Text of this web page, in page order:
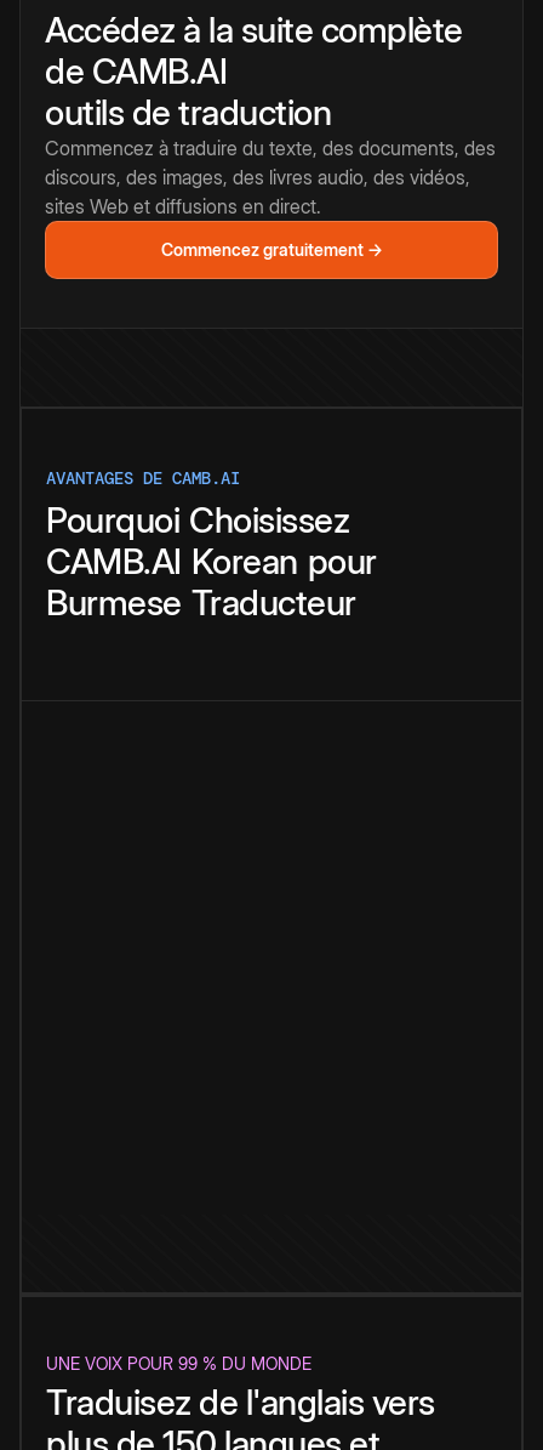
Accédez à la suite complète
de CAMB.AI
outils de traduction
Commencez à traduire du texte, des documents, des
discours, des images, des livres audio, des vidéos,
sites Web et diffusions en direct.
Commencez gratuitement →
AVANTAGES DE CAMB.AI
Pourquoi Choisissez
CAMB.AI Korean pour
Burmese Traducteur
UNE VOIX POUR 99 % DU MONDE
Traduisez de l'anglais vers